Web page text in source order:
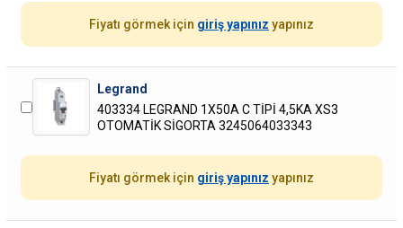
Fiyatı görmek için giriş yapınız yapınız
Legrand
403334 LEGRAND 1X50A C TİPİ 4,5KA XS3
OTOMATİK SİGORTA 3245064033343
Fiyatı görmek için giriş yapınız yapınız